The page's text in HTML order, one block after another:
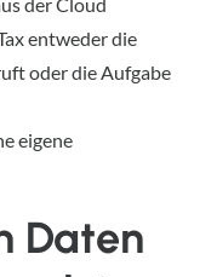
entweder die
oder die Aufgabe
eigene
Daten